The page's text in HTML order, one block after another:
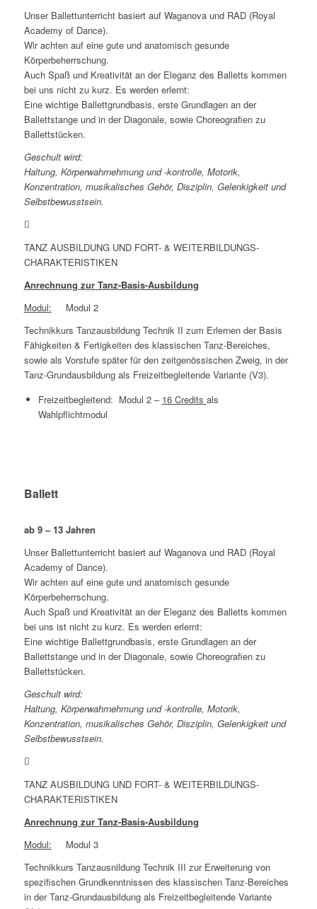
Unser Ballettunterricht basiert auf Waganova und RAD (Royal
Academy of Dance).
Wir achten auf eine gute und anatomisch gesunde
Körperbeherrschung.
Auch Spaß und Kreativität an der Eleganz des Balletts kommen
bei uns nicht zu kurz. Es werden erlernt:
Eine wichtige Ballettgrundbasis, erste Grundlagen an der
Ballettstange und in der Diagonale, sowie Choreografien zu
Ballettstücken.
Geschult wird:
Haltung, Körperwahrnehmung und -kontrolle, Motorik,
Konzentration, musikalisches Gehör, Disziplin, Gelenkigkeit und
Selbstbewusstsein.
TANZ AUSBILDUNG UND FORT- & WEITERBILDUNGS-
CHARAKTERISTIKEN
Anrechnung zur Tanz-Basis-Ausbildung
Modul: Modul 2
Technikkurs Tanzausbildung Technik II zum Erlernen der Basis
Fähigkeiten & Fertigkeiten des klassischen Tanz-Bereiches,
sowie als Vorstufe später für den zeitgenössischen Zweig, in der
Tanz-Grundausbildung als Freizeitbegleitende Variante (V3).
Freizeitbegleitend: Modul 2 – 16 Credits als
Wahlpflichtmodul
Ballett
ab 9 – 13 Jahren
Unser Ballettunterricht basiert auf Waganova und RAD (Royal
Academy of Dance).
Wir achten auf eine gute und anatomisch gesunde
Körperbeherrschung.
Auch Spaß und Kreativität an der Eleganz des Balletts kommen
bei uns ist nicht zu kurz. Es werden erlernt:
Eine wichtige Ballettgrundbasis, erste Grundlagen an der
Ballettstange und in der Diagonale, sowie Choreografien zu
Ballettstücken.
Geschult wird:
Haltung, Körperwahrnehmung und -kontrolle, Motorik,
Konzentration, musikalisches Gehör, Disziplin, Gelenkigkeit und
Selbstbewusstsein.
TANZ AUSBILDUNG UND FORT- & WEITERBILDUNGS-
CHARAKTERISTIKEN
Anrechnung zur Tanz-Basis-Ausbildung
Modul: Modul 3
Technikkurs Tanzausnildung Technik III zur Erweiterung von
spezifischen Grundkenntnissen des klassischen Tanz-Bereiches
in der Tanz-Grundausbildung als Freizeitbegleitende Variante